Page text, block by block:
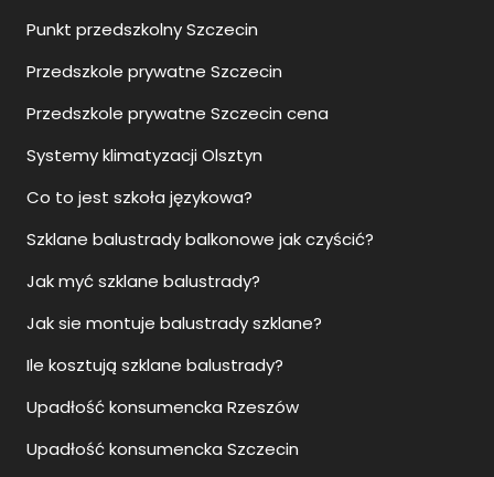
Punkt przedszkolny Szczecin
Przedszkole prywatne Szczecin
Przedszkole prywatne Szczecin cena
Systemy klimatyzacji Olsztyn
Co to jest szkoła językowa?
Szklane balustrady balkonowe jak czyścić?
Jak myć szklane balustrady?
Jak sie montuje balustrady szklane?
Ile kosztują szklane balustrady?
Upadłość konsumencka Rzeszów
Upadłość konsumencka Szczecin